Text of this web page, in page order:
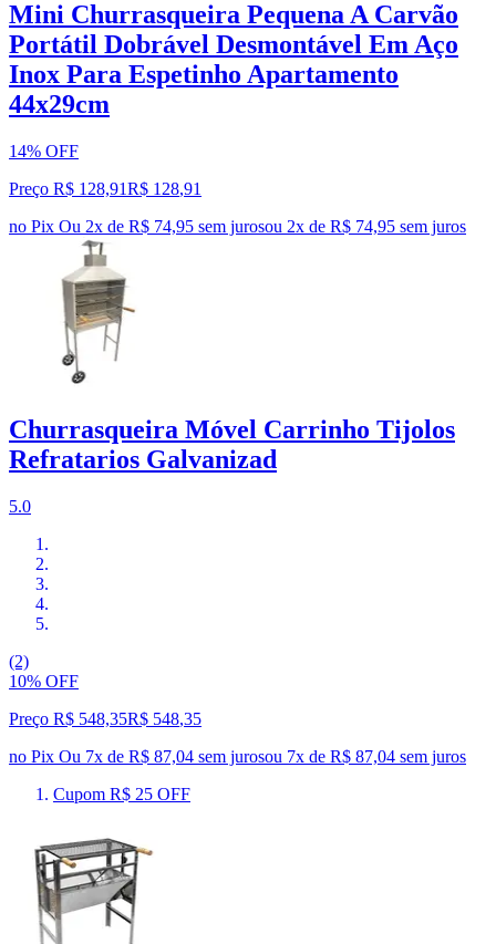
Mini Churrasqueira Pequena A Carvão
Portátil Dobrável Desmontável Em Aço
Inox Para Espetinho Apartamento
44x29cm
14% OFF
Preço R$ 128,91R$ 128,91
no Pix Ou 2x de R$ 74,95 sem jurosou 2x de R$ 74,95 sem juros
Churrasqueira Móvel Carrinho Tijolos
Refratarios Galvanizad
5.0
(2)
10% OFF
Preço R$ 548,35R$ 548,35
no Pix Ou 7x de R$ 87,04 sem jurosou 7x de R$ 87,04 sem juros
Cupom R$ 25 OFF